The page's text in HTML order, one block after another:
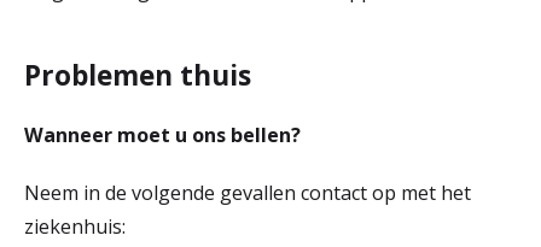
Problemen thuis
Wanneer moet u ons bellen?
Neem in de volgende gevallen contact op met het
ziekenhuis: